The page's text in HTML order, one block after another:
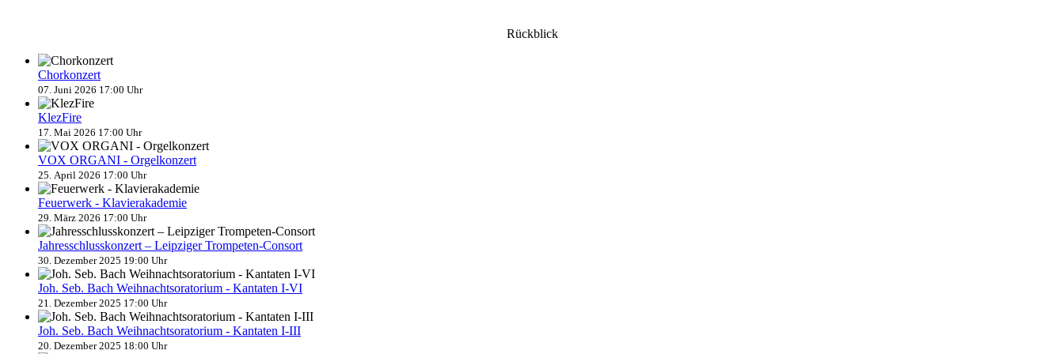
Rückblick
Chorkonzert
07. Juni 2026 17:00 Uhr
KlezFire
17. Mai 2026 17:00 Uhr
VOX ORGANI - Orgelkonzert
25. April 2026 17:00 Uhr
Feuerwerk - Klavierakademie
29. März 2026 17:00 Uhr
Jahresschlusskonzert – Leipziger Trompeten-Consort
30. Dezember 2025 19:00 Uhr
Joh. Seb. Bach Weihnachtsoratorium - Kantaten I-VI
21. Dezember 2025 17:00 Uhr
Joh. Seb. Bach Weihnachtsoratorium - Kantaten I-III
20. Dezember 2025 18:00 Uhr